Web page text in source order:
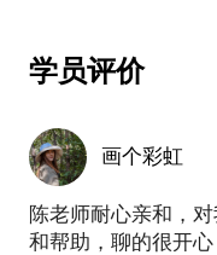
历任：上海明圆美术
术研究部研究员，
曾长期供职于新华
场分析调研及艺术
流文化艺术媒体及
学员评价
画个彩虹
陈老师耐心亲和，
和帮助，聊的很开